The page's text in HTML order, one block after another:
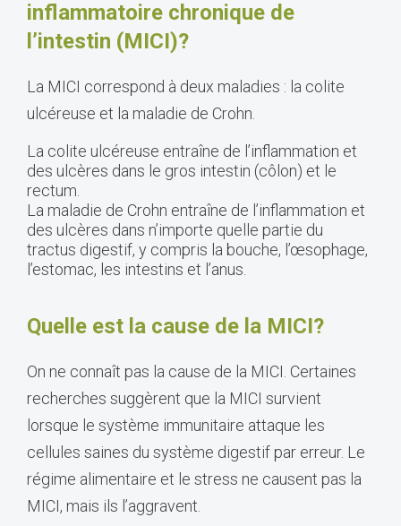
inflammatoire chronique de
l’intestin (MICI)?
La MICI correspond à deux maladies : la colite
ulcéreuse et la maladie de Crohn.
La colite ulcéreuse entraîne de l’inflammation et
des ulcères dans le gros intestin (côlon) et le
rectum.
La maladie de Crohn entraîne de l’inflammation et
des ulcères dans n’importe quelle partie du
tractus digestif, y compris la bouche, l’œsophage,
l’estomac, les intestins et l’anus.
Quelle est la cause de la MICI?
On ne connaît pas la cause de la MICI. Certaines
recherches suggèrent que la MICI survient
lorsque le système immunitaire attaque les
cellules saines du système digestif par erreur. Le
régime alimentaire et le stress ne causent pas la
MICI, mais ils l’aggravent.